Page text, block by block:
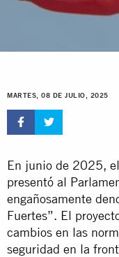
MARTES, 08 DE JULIO, 2025
En junio de 2025,
presentó al
engañosamente
Fuertes”. El
cambios en las
seguridad en la